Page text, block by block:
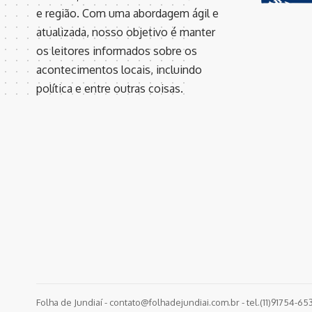
e região. Com uma abordagem ágil e
atualizada, nosso objetivo é manter
os leitores informados sobre os
acontecimentos locais, incluindo
política e entre outras coisas.
Folha de Jundiaí - contato@folhadejundiai.com.br- tel.(11)91754-